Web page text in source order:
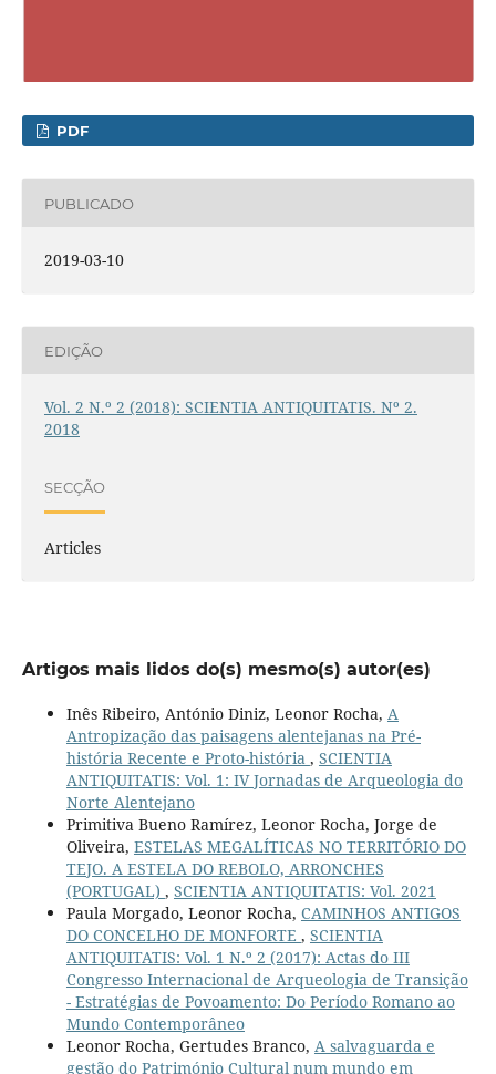
PDF
PUBLICADO
2019-03-10
EDIÇÃO
Vol. 2 N.º 2 (2018): SCIENTIA ANTIQUITATIS. Nº 2.
2018
SECÇÃO
Articles
Artigos mais lidos do(s) mesmo(s) autor(es)
Inês Ribeiro, António Diniz, Leonor Rocha, A
Antropização das paisagens alentejanas na Pré-
história Recente e Proto-história , SCIENTIA
ANTIQUITATIS: Vol. 1: IV Jornadas de Arqueologia do
Norte Alentejano
Primitiva Bueno Ramírez, Leonor Rocha, Jorge de
Oliveira, ESTELAS MEGALÍTICAS NO TERRITÓRIO DO
TEJO. A ESTELA DO REBOLO, ARRONCHES
(PORTUGAL) , SCIENTIA ANTIQUITATIS: Vol. 2021
Paula Morgado, Leonor Rocha, CAMINHOS ANTIGOS
DO CONCELHO DE MONFORTE , SCIENTIA
ANTIQUITATIS: Vol. 1 N.º 2 (2017): Actas do III
Congresso Internacional de Arqueologia de Transição
- Estratégias de Povoamento: Do Período Romano ao
Mundo Contemporâneo
Leonor Rocha, Gertudes Branco, A salvaguarda e
gestão do Património Cultural num mundo em